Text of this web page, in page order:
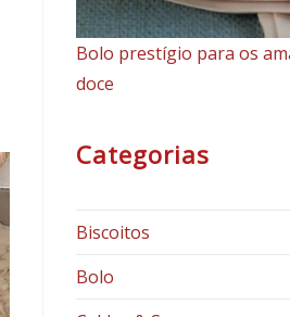
Bolo prestígio para os
doce
Categorias
Biscoitos
Bolo